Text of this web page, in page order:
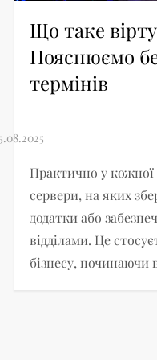
Що таке
Пояснюємо
термінів
Практично у кожної
сервери, на яких
додатки або
відділами. Це
бізнесу, починаючи